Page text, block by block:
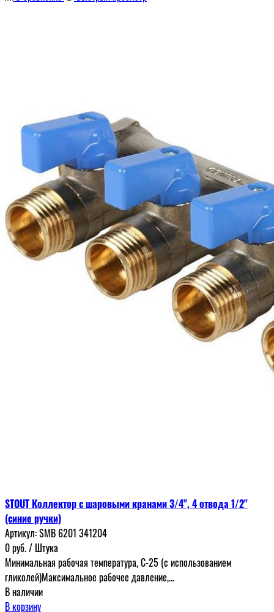
STOUT Коллектор с шаровыми кранами 3/4", 4 отвода 1/2"
(синие ручки)
Артикул:SMB 6201 341204
0руб./ Штука
Минимальная рабочая температура, С-25 (с использованием
гликолей)Максимальное рабочее давление,...
В наличии
В корзину